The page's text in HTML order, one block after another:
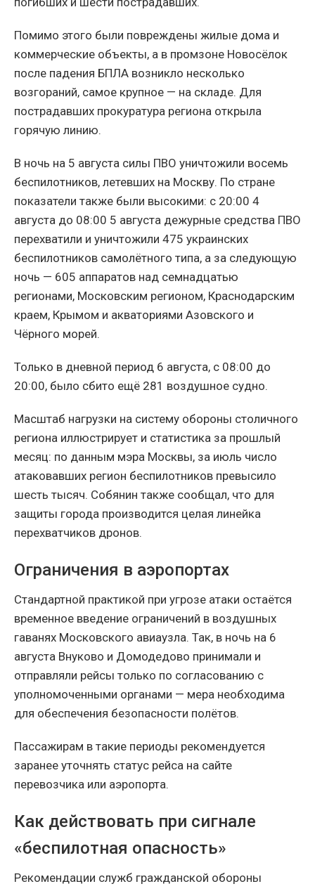
Помимо этого были повреждены жилые дома и
коммерческие объекты, а в промзоне Новосёлок
после падения БПЛА возникло несколько
возгораний, самое крупное — на складе. Для
пострадавших прокуратура региона открыла
горячую линию.
В ночь на 5 августа силы ПВО уничтожили восемь
беспилотников, летевших на Москву. По стране
показатели также были высокими: с 20:00 4
августа до 08:00 5 августа дежурные средства ПВО
перехватили и уничтожили 475 украинских
беспилотников самолётного типа, а за следующую
ночь — 605 аппаратов над семнадцатью
регионами, Московским регионом, Краснодарским
краем, Крымом и акваториями Азовского и
Чёрного морей.
Только в дневной период 6 августа, с 08:00 до
20:00, было сбито ещё 281 воздушное судно.
Масштаб нагрузки на систему обороны столичного
региона иллюстрирует и статистика за прошлый
месяц: по данным мэра Москвы, за июль число
атаковавших регион беспилотников превысило
шесть тысяч. Собянин также сообщал, что для
защиты города производится целая линейка
перехватчиков дронов.
Ограничения в аэропортах
Стандартной практикой при угрозе атаки остаётся
временное введение ограничений в воздушных
гаванях Московского авиаузла. Так, в ночь на 6
августа Внуково и Домодедово принимали и
отправляли рейсы только по согласованию с
уполномоченными органами — мера необходима
для обеспечения безопасности полётов.
Пассажирам в такие периоды рекомендуется
заранее уточнять статус рейса на сайте
перевозчика или аэропорта.
Как действовать при сигнале
«беспилотная опасность»
Рекомендации служб гражданской обороны